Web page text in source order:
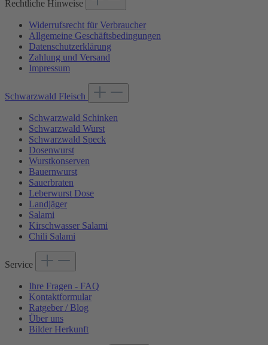
Rechtliche Hinweise
Widerrufsrecht für Verbraucher
Allgemeine Geschäftsbedingungen
Datenschutzerklärung
Zahlung und Versand
Impressum
Schwarzwald Fleisch
Schwarzwald Schinken
Schwarzwald Wurst
Schwarzwald Speck
Dosenwurst
Wurstkonserven
Bauernwurst
Sauerbraten
Leberwurst Dose
Landjäger
Salami
Kirschwasser Salami
Chili Salami
Service
Ihre Fragen - FAQ
Kontaktformular
Ratgeber / Blog
Über uns
Bilder Herkunft